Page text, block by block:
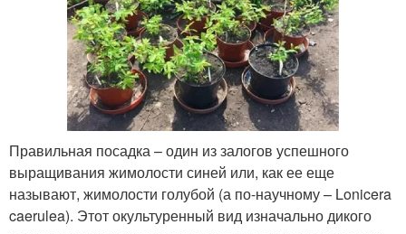
Правильная посадка – один из залогов успешного
выращивания жимолости синей или, как ее еще
называют, жимолости голубой (а по-научному – Lonicera
caerulea). Этот окультуренный вид изначально дикого